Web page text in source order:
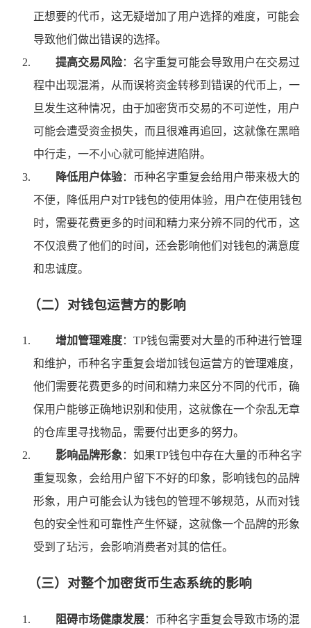
正想要的代币，这无疑增加了用户选择的难度，可能会
导致他们做出错误的选择。
提高交易风险：名字重复可能会导致用户在交易过
程中出现混淆，从而误将资金转移到错误的代币上，一
旦发生这种情况，由于加密货币交易的不可逆性，用户
可能会遭受资金损失，而且很难再追回，这就像在黑暗
中行走，一不小心就可能掉进陷阱。
降低用户体验：币种名字重复会给用户带来极大的
不便，降低用户对TP钱包的使用体验，用户在使用钱包
时，需要花费更多的时间和精力来分辨不同的代币，这
不仅浪费了他们的时间，还会影响他们对钱包的满意度
和忠诚度。
（二）对钱包运营方的影响
增加管理难度：TP钱包需要对大量的币种进行管理
和维护，币种名字重复会增加钱包运营方的管理难度，
他们需要花费更多的时间和精力来区分不同的代币，确
保用户能够正确地识别和使用，这就像在一个杂乱无章
的仓库里寻找物品，需要付出更多的努力。
影响品牌形象 ：如果TP钱包中存在大量的币种名字
重复现象，会给用户留下不好的印象，影响钱包的品牌
形象，用户可能会认为钱包的管理不够规范，从而对钱
包的安全性和可靠性产生怀疑，这就像一个品牌的形象
受到了玷污，会影响消费者对其的信任。
（三）对整个加密货币生态系统的影响
阻碍市场健康发展：币种名字重复会导致市场的混